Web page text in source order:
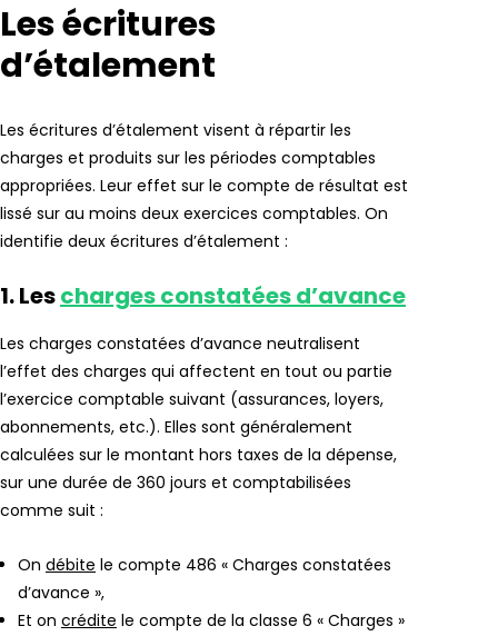
Les écritures
d’étalement
Les écritures d’étalement visent à répartir les
charges et produits sur les périodes comptables
appropriées. Leur effet sur le compte de résultat est
lissé sur au moins deux exercices comptables. On
identifie deux écritures d’étalement :
1. Lescharges constatées d’avance
Les charges constatées d’avance neutralisent
l’effet des charges qui affectent en tout ou partie
l’exercice comptable suivant (assurances, loyers,
abonnements, etc.). Elles sont généralement
calculées sur le montant hors taxes de la dépense,
sur une durée de 360 jours et comptabilisées
comme suit :
On débite le compte 486 « Charges constatées
d’avance »,
Et on crédite le compte de la classe 6 « Charges »